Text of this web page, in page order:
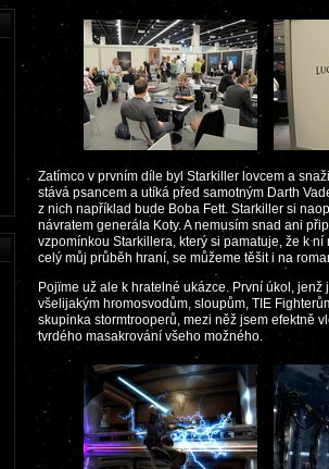
Zatímco v prvním díle byl Starkiller lovcem a
stává psancem a utíká před samotným Darth
z nich například bude Boba Fett. Starkiller si
návratem generála Koty. A nemusím snad ani
vzpomínkou Starkillera, který si pamatuje, že k
celý můj průběh hraní, se můžeme těšit i na
Pojïme už ale k hratelné ukázce. První úkol,
všelijakým hromosvodům, sloupům, TIE
skupinka stormtrooperů, mezi něž jsem efektně
tvrdého masakrování všeho možného.